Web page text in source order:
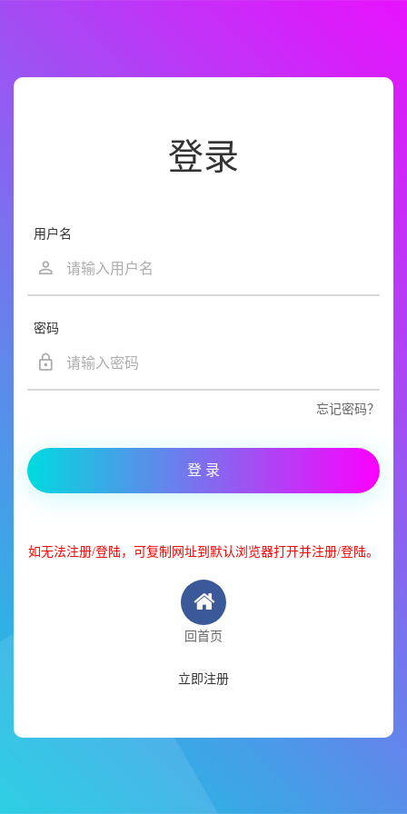
登录
用户名
密码
忘记密码？
登 录
如无法注册/登陆，可复制网址到默认浏览器打开并注册/登陆。
回首页
立即注册